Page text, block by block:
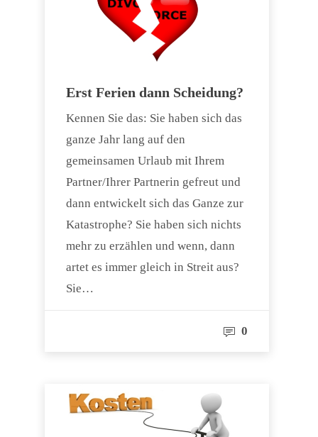
Erst Ferien dann Scheidung?
Kennen Sie das: Sie haben sich das
ganze Jahr lang auf den
gemeinsamen Urlaub mit Ihrem
Partner/Ihrer Partnerin gefreut und
dann entwickelt sich das Ganze zur
Katastrophe? Sie haben sich nichts
mehr zu erzählen und wenn, dann
artet es immer gleich in Streit aus?
Sie…
0